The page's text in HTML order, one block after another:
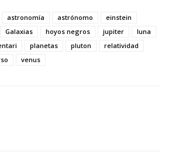
astronomía astrónomo
einstein
Galaxias hoyos negros jupiter
luna
planetas pluton
relatividad
venus